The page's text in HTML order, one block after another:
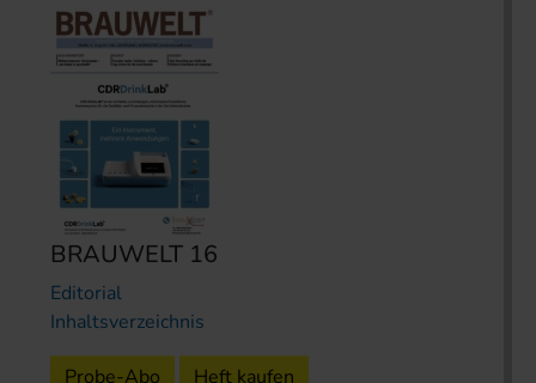
BRAUWELT 16
Editorial
Inhaltsverzeichnis
Probe-Abo Heft kaufen